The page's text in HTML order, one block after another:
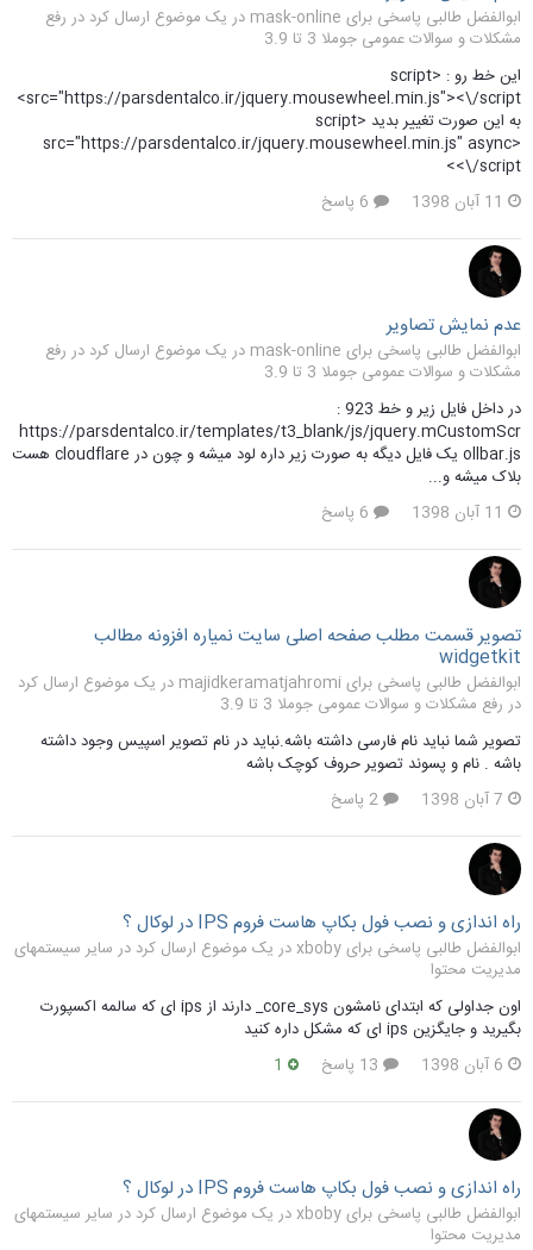
ابوالفضل طالبی پاسخی برای mask-online در یک موضوع ارسال کرد در
رفع
مشکلات و سوالات عمومی جوملا 3 تا 3.9
این خط رو : <script
src="https://parsdentalco.ir/jquery.mousewheel.min.js"><\/script>
به این صورت تغییر بدید <script
src="https://parsdentalco.ir/jquery.mousewheel.min.js" async>
<\/script>
11 آبان 1398
عدم نمایش تصاویر
ابوالفضل طالبی پاسخی برای mask-online در یک موضوع ارسال کرد در
رفع
مشکلات و سوالات عمومی جوملا 3 تا 3.9
در داخل فایل زیر و خط 923 :
https://parsdentalco.ir/templates/t3_blank/js/jquery.mCustomScr
ollbar.js یک فایل دیگه به صورت زیر داره لود میشه و چون در cloudflare هست
بلاک میشه و...
11 آبان 1398
تصویر قسمت مطلب صفحه اصلی سایت نمیاره افزونه مطالب
widgetkit
ابوالفضل طالبی پاسخی برای majidkeramatjahromi در یک موضوع ارسال کرد
در رفع مشکلات و سوالات عمومی جوملا 3 تا 3.9
تصویر شما نباید نام فارسی داشته باشه.نباید در نام تصویر اسپیس وجود داشته
باشه . نام و پسوند تصویر حروف کوچک باشه
7 آبان 1398
راه اندازی و نصب فول بکاپ هاست فروم IPS در لوکال ؟
ابوالفضل طالبی پاسخی برای xboby در یک موضوع ارسال کرد در
سایر سیستمهای
مدیریت محتوا
اون جداولی که ابتدای نامشون core_sys_ دارند از ips ای که سالمه اکسپورت
بگیرید و جایگزین ips ای که مشکل داره کنید
6 آبان 1398
راه اندازی و نصب فول بکاپ هاست فروم IPS در لوکال ؟
ابوالفضل طالبی پاسخی برای xboby در یک موضوع ارسال کرد در
سایر سیستمهای
مدیریت محتوا